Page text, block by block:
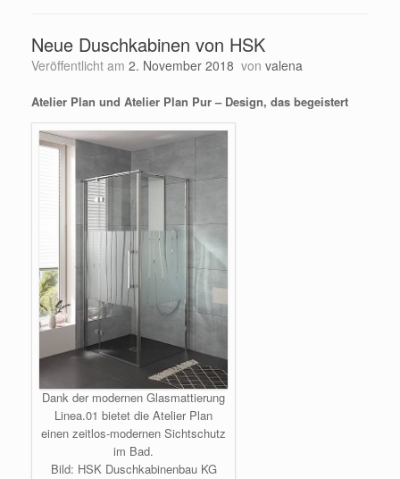
Neue Duschkabinen von HSK
Veröffentlicht am 2. November 2018 von valena
Atelier Plan und Atelier Plan Pur – Design, das begeistert
Dank der modernen Glasmattierung
Linea.01 bietet die Atelier Plan
einen zeitlos-modernen Sichtschutz
im Bad.
Bild: HSK Duschkabinenbau KG